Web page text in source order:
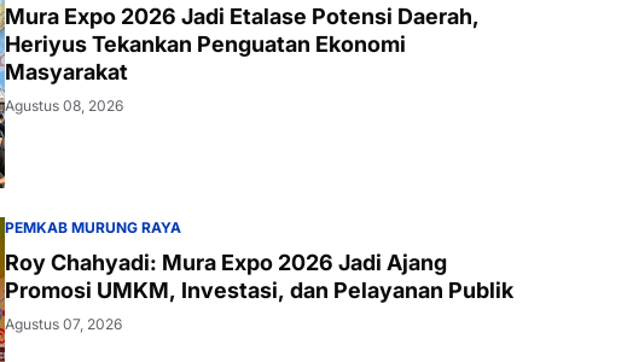
Mura Expo 2026 Jadi Etalase Potensi Daerah,
Heriyus Tekankan Penguatan Ekonomi
Masyarakat
Agustus 08, 2026
PEMKAB MURUNG RAYA
Roy Chahyadi: Mura Expo 2026 Jadi Ajang
Promosi UMKM, Investasi, dan Pelayanan Publik
Agustus 07, 2026